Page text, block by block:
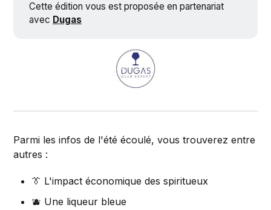
Cette édition vous est proposée en partenariat
avec Dugas
Parmi les infos de l'été écoulé, vous trouverez entre
autres :
👔 L'impact économique des spiritueux
🫐 Une liqueur bleue